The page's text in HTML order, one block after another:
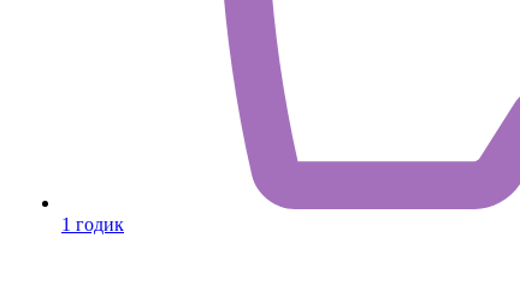
1 годик